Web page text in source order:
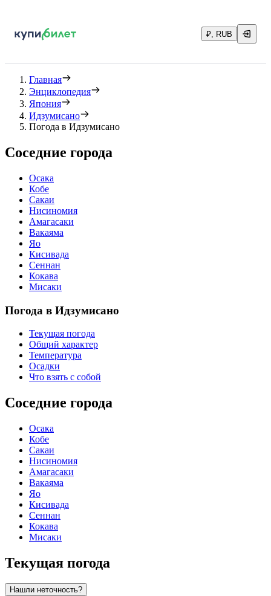
₽, RUB
Главная
Энциклопедия
Япония
Идзумисано
Погода в Идзумисано
Соседние города
Осака
Кобе
Сакаи
Нисиномия
Амагасаки
Вакаяма
Яо
Кисивада
Сеннан
Кокава
Мисаки
Погода в Идзумисано
Текущая погода
Общий характер
Температура
Осадки
Что взять с собой
Соседние города
Осака
Кобе
Сакаи
Нисиномия
Амагасаки
Вакаяма
Яо
Кисивада
Сеннан
Кокава
Мисаки
Текущая погода
Нашли неточность?